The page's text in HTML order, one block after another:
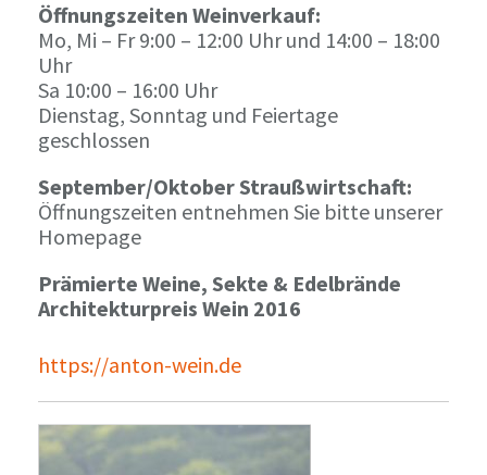
Öffnungszeiten Weinverkauf:
Mo, Mi – Fr 9:00 – 12:00 Uhr und 14:00 – 18:00
Uhr
Sa 10:00 – 16:00 Uhr
Dienstag, Sonntag und Feiertage
geschlossen
September/Oktober Straußwirtschaft:
Öffnungszeiten entnehmen Sie bitte unserer
Homepage
Prämierte Weine, Sekte & Edelbrände
Architekturpreis Wein 2016
https://anton-wein.de